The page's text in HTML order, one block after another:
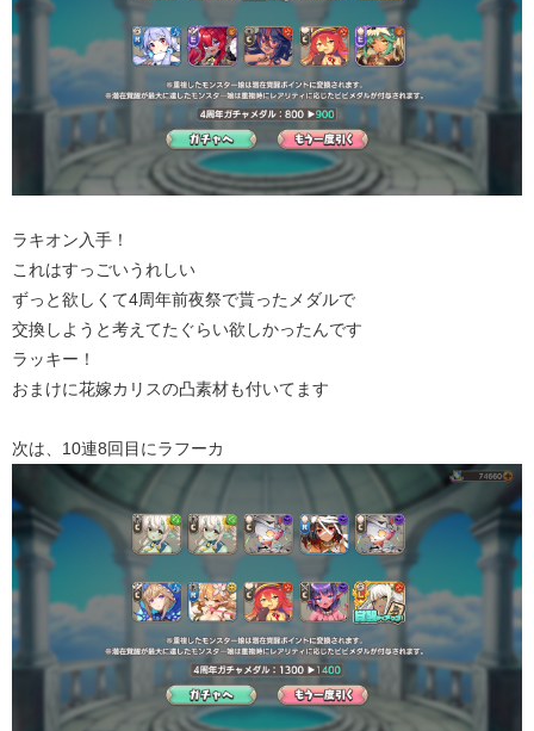
ラキオン入手！
これはすっごいうれしい
ずっと欲しくて4周年前夜祭で貰ったメダルで
交換しようと考えてたぐらい欲しかったんです
ラッキー！
おまけに花嫁カリスの凸素材も付いてます
次は、10連8回目にラフーカ